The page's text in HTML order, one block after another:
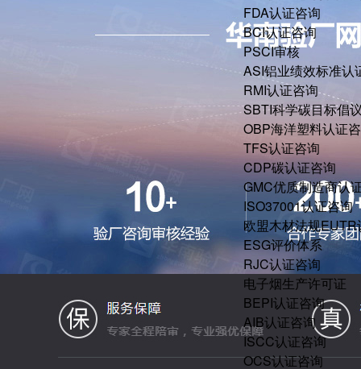
FDA认证咨询
BCI认证咨询
PSCI审核
ASI铝业绩效标准认
RMI认证咨询
SBTI科学碳目标倡
OBP海洋塑料认证
TFS认证咨询
CDP碳认证咨询
GMC优质制造商认
ISO37001认证咨询
欧盟木材法规
ESG评价体系
RJC认证咨询
电子烟生产许可证
BEPI认证咨询
AIB认证咨询
ISCC认证咨询
OCS认证咨询